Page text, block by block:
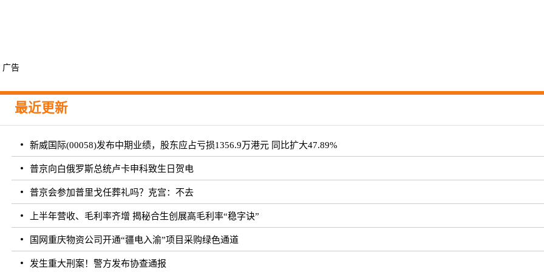
广告
最近更新
新威国际(00058)发布中期业绩，股东应占亏损1356.9万港元 同比扩大47.89%
普京向白俄罗斯总统卢卡申科致生日贺电
普京会参加普里戈任葬礼吗？克宫：不去
上半年营收、毛利率齐增 揭秘合生创展高毛利率“稳字诀”
国网重庆物资公司开通“疆电入渝”项目采购绿色通道
发生重大刑案！警方发布协查通报